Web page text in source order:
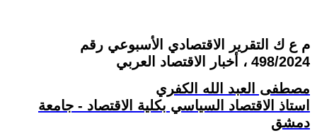
م ع ك التقرير الاقتصادي الأسبوعي رقم
498/2024 ، أخبار الاقتصاد العربي
مصطفى العبد الله الكفري
استاذ الاقتصاد السياسي بكلية الاقتصاد - جامعة
دمشق